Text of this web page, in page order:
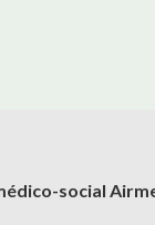
social